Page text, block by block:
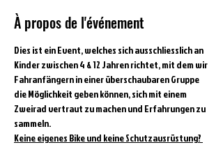
À propos de l'événement
Dies ist ein Event, welches sich ausschliesslich an
Kinder zwischen 4 & 12 Jahren richtet, mit dem wir
Fahranfängern in einer überschaubaren Gruppe
die Möglichkeit geben können, sich mit einem
Zweirad vertraut zu machen und Erfahrungen zu
sammeln.
Keine eigenes Bike und keine Schutzausrüstung?